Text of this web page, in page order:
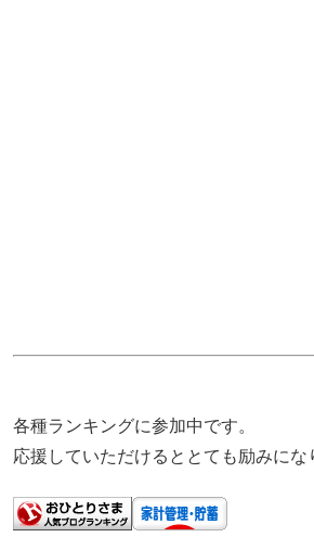
各種ランキングに参加中です。
応援していただけるととても励みにな